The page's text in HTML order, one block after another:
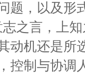
题，以及形
之言，上
动机还是所
控制与协调